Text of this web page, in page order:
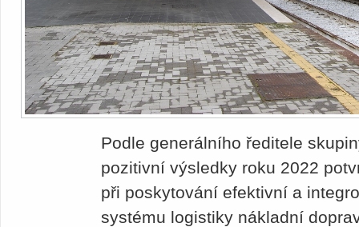
Podle generálního ředitele
pozitivní výsledky roku 2022
při poskytování efektivní a
systému logistiky nákladní